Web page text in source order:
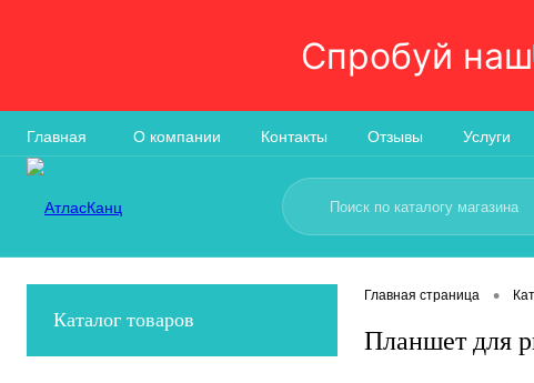
Спробуй наш
Главная О компании Контакты Отзывы Услуги
Каталог товаров
Главная страница •
Планшет для